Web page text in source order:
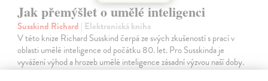
Jak přemýšlet o umělé inteligenci
Susskind Richard | Elektronická kniha
V této knize Richard Susskind čerpá ze svých zkušeností s prací v
oblasti umělé inteligence od počátku 80. let. Pro Susskinda je
vyvážení výhod a hrozeb umělé inteligence zásadní výzvou naší doby.